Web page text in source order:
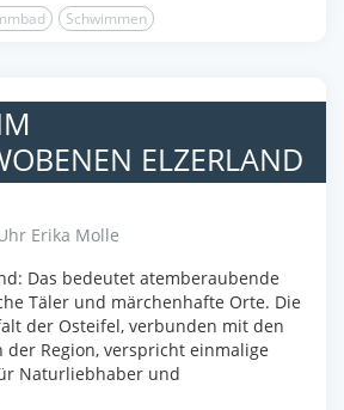
Schwimmen
ELZERLAND
Erika Molle
Das bedeutet atemberaubende
Täler und märchenhafte Orte. Die
der Osteifel, verbunden mit den
der Region, verspricht einmalige
Naturliebhaber und